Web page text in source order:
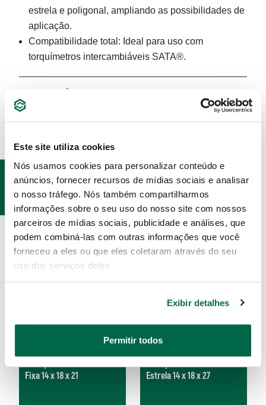
Este site utiliza cookies
Nós usamos cookies para personalizar conteúdo e
anúncios, fornecer recursos de mídias sociais e analisar
o nosso tráfego. Nós também compartilharmos
informações sobre o seu uso do nosso site com nossos
parceiros de mídias sociais, publicidade e análises, que
podem combiná-las com outras informações que você
forneceu a eles ou que eles coletaram através do seu
uso dos serviços deles
Exibir detalhes
Permitir todos
estrela e poligonal, ampliando as possibilidades de
aplicação.
Compatibilidade total: Ideal para uso com
torquímetros intercambiáveis SATA®.
PRODUTOS
RELACIONADOS
Cabeça Intercambiável
Fixa 14 x 18 x 21
Cabeça Intercambiável
Estrela 14 x 18 x 27